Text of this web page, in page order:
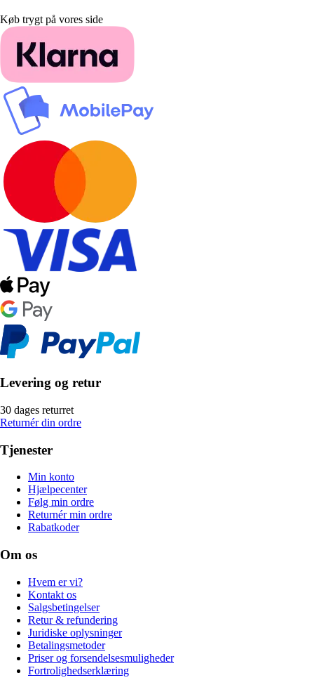
Køb trygt på vores side
Levering og retur
30 dages returret
Returnér din ordre
Tjenester
Min konto
Hjælpecenter
Følg min ordre
Returnér min ordre
Rabatkoder
Om os
Hvem er vi?
Kontakt os
Salgsbetingelser
Retur & refundering
Juridiske oplysninger
Betalingsmetoder
Priser og forsendelsesmuligheder
Fortrolighedserklæring